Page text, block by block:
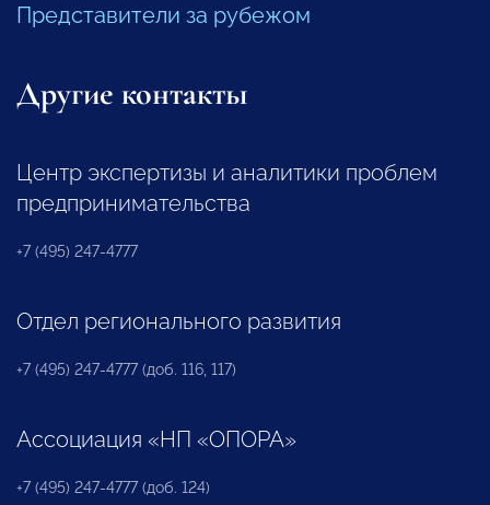
Представители за рубежом
Другие контакты
Центр экспертизы и аналитики проблем
предпринимательства
+7 (495) 247-4777
Отдел регионального развития
+7 (495) 247-4777 (доб. 116, 117)
Ассоциация «НП «ОПОРА»
+7 (495) 247-4777 (доб. 124)